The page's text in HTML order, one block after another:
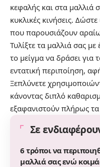
κεφαλής και στα μαλλιά
κυκλικές κινήσεις.
που παρουσιάζουν
Τυλίξτε τα μαλλιά σας
το μείγμα να δράσει για
εντατική περιποίηση,
Ξεπλύνετε
κάνοντας διπλό
εξαφανιστούν πλήρως
Σε
6 τρόποι να
μαλλιά σας ενώ